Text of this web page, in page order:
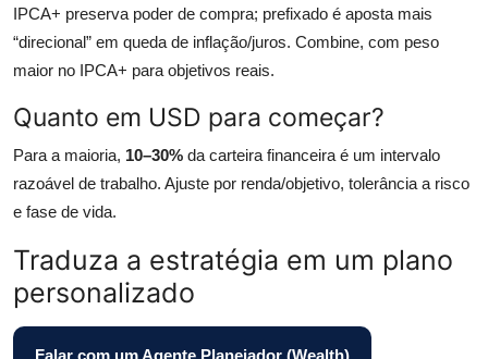
IPCA+ preserva poder de compra; prefixado é aposta mais
“direcional” em queda de inflação/juros. Combine, com peso
maior no IPCA+ para objetivos reais.
Quanto em USD para começar?
Para a maioria, 10–30% da carteira financeira é um intervalo
razoável de trabalho. Ajuste por renda/objetivo, tolerância a risco
e fase de vida.
Traduza a estratégia em um plano
personalizado